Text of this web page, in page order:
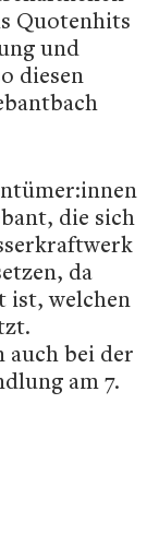
Quotenhits
und
diesen
die sich
da
ist, welchen
auch bei der
am 7.